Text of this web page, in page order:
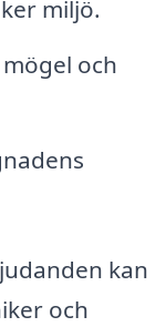
miljö.
och
kan
och